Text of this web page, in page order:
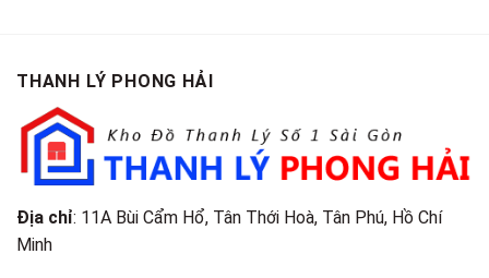
Điểm
Nhận
Biết
THANH LÝ PHONG HẢI
Địa chỉ: 11A Bùi Cẩm Hổ, Tân Thới Hoà, Tân Phú, Hồ Chí
Minh